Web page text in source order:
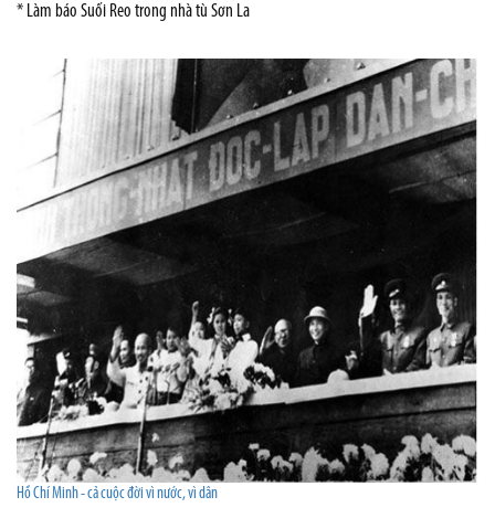
* Làm báo Suối Reo trong nhà tù Sơn La
Hồ Chí Minh - cả cuộc đời vì nước, vì dân